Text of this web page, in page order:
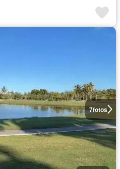
7fotos